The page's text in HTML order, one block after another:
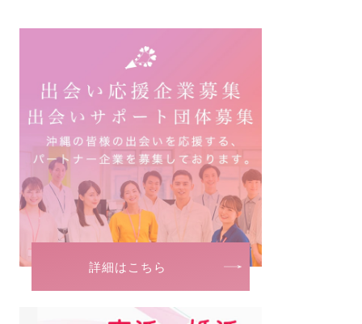
3月
2月
1月
5月
4月
3月
2月
1月
6月
5月
3月
2月
1月
詳細はこちら